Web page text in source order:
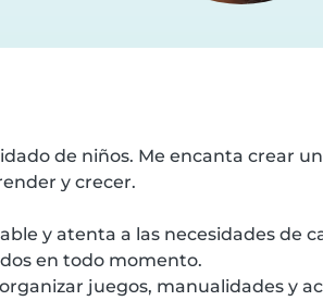
de niños. Me encanta crear
y crecer.
en todo momento.